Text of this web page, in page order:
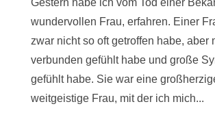
wundervollen Frau, erfahren. Einer
zwar nicht so oft getroffen habe, aber
verbunden gefühlt habe und große
gefühlt habe. Sie war eine
weitgeistige Frau, mit der ich mich...